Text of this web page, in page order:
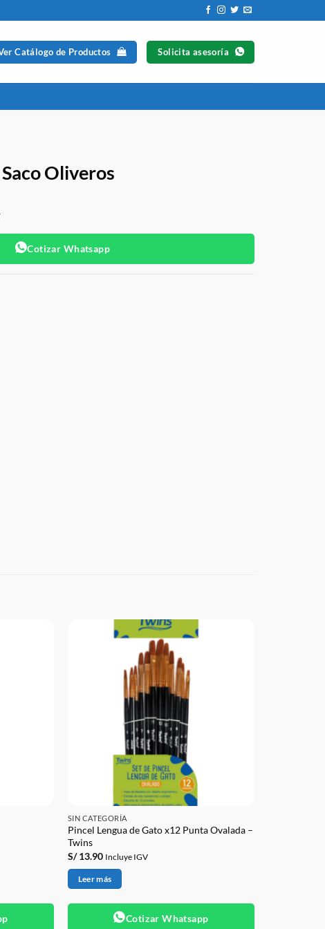
Catálogo de Productos Solicita asesoría
Oliveros
Cotizar Whatsapp
SIN CATEGORÍA
Pincel Lengua de Gato x12 Punta Ovalada –
Twins
S/13.90 Incluye IGV
Leer más
Cotizar Whatsapp